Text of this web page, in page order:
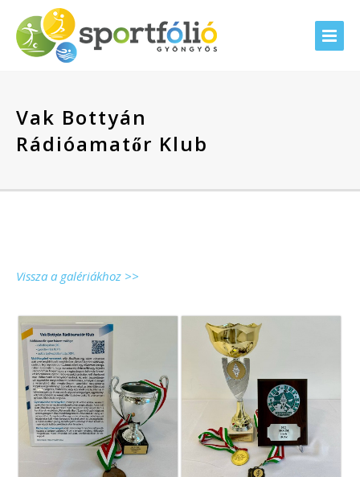
Vak Bottyán
Rádióamatőr Klub
Vissza a galériákhoz >>